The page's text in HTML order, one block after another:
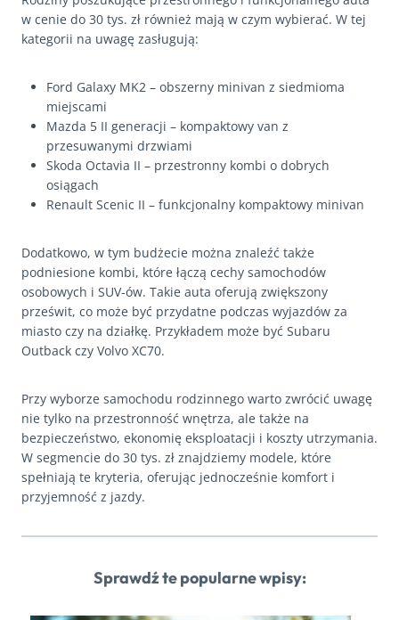
w cenie do 30 tys. zł również mają w czym wybierać. W tej
kategorii na uwagę zasługują:
Ford Galaxy MK2 – obszerny minivan z siedmioma
miejscami
Mazda 5 II generacji – kompaktowy van z
przesuwanymi drzwiami
Skoda Octavia II – przestronny kombi o dobrych
osiągach
Renault Scenic II – funkcjonalny kompaktowy minivan
Dodatkowo, w tym budżecie można znaleźć także
podniesione kombi, które łączą cechy samochodów
osobowych i SUV-ów. Takie auta oferują zwiększony
prześwit, co może być przydatne podczas wyjazdów za
miasto czy na działkę. Przykładem może być Subaru
Outback czy Volvo XC70.
Przy wyborze samochodu rodzinnego warto zwrócić uwagę
nie tylko na przestronność wnętrza, ale także na
bezpieczeństwo, ekonomię eksploatacji i koszty utrzymania.
W segmencie do 30 tys. zł znajdziemy modele, które
spełniają te kryteria, oferując jednocześnie komfort i
przyjemność z jazdy.
Sprawdź te popularne wpisy: